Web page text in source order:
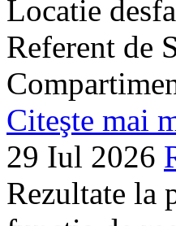
Locatie
Referent de
Citeşte mai
29 Iul 2026
Rezultate la